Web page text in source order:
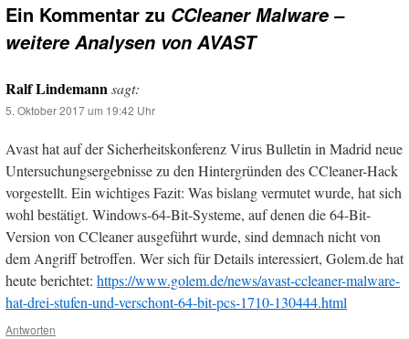
Ein Kommentar zu CCleaner Malware –
weitere Analysen von AVAST
Ralf Lindemannsagt:
5. Oktober 2017 um 19:42 Uhr
Avast hat auf der Sicherheitskonferenz Virus Bulletin in Madrid neue
Untersuchungsergebnisse zu den Hintergründen des CCleaner-Hack
vorgestellt. Ein wichtiges Fazit: Was bislang vermutet wurde, hat sich
wohl bestätigt. Windows-64-Bit-Systeme, auf denen die 64-Bit-
Version von CCleaner ausgeführt wurde, sind demnach nicht von
dem Angriff betroffen. Wer sich für Details interessiert, Golem.de hat
heute berichtet: https://www.golem.de/news/avast-ccleaner-malware-
hat-drei-stufen-und-verschont-64-bit-pcs-1710-130444.html
Antworten